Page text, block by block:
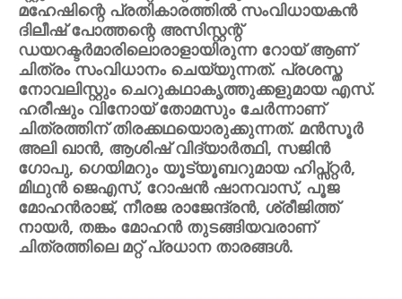
മഹേഷിന്റെ പ്രതികാരത്തില്‍ സംവിധായകന്‍
ദിലീഷ് പോത്തന്റെ അസിസ്റ്റന്റ്
ഡയറക്ടര്‍മാരിലൊരാളായിരുന്ന റോയ് ആണ്
ചിത്രം സംവിധാനം ചെയ്യുന്നത്. പ്രശസ്ത
നോവലിസ്റ്റും ചെറുകഥാകൃത്തുക്കളുമായ എസ്.
ഹരീഷും വിനോയ് തോമസും ചേര്‍ന്നാണ്
ചിത്രത്തിന് തിരക്കഥയൊരുക്കുന്നത്. മന്‍സൂര്‍
അലി ഖാന്‍, ആശിഷ് വിദ്യാര്‍ത്ഥി, സജിന്‍
ഗോപു, ഗെയിമറും യൂട്യൂബറുമായ ഹിപ്സ്റ്റര്‍,
മിഥുന്‍ ജെഎസ്, റോഷന്‍ ഷാനവാസ്, പൂജ
മോഹന്‍രാജ്, നീരജ രാജേന്ദ്രന്‍, ശ്രീജിത്ത്
നായര്‍, തങ്കം മോഹന്‍ തുടങ്ങിയവരാണ്
ചിത്രത്തിലെ മറ്റ് പ്രധാന താരങ്ങള്‍.